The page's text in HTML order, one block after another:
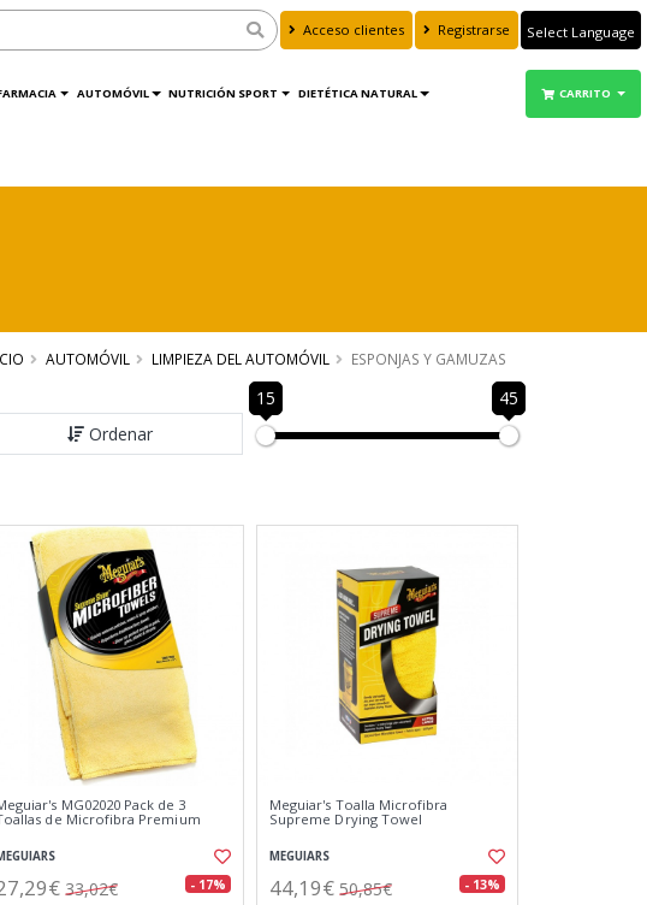
Acceso clientes Registrarse
Translate
AUTOMÓVIL NUTRICIÓN SPORT DIETÉTICA NATURAL CARRITO
AUTOMÓVIL LIMPIEZA DEL AUTOMÓVIL ESPONJAS Y GAMUZAS
Ordenar
15 45
MG02020 Pack de 3
de Microfibra Premium
33,02€ - 17%
Meguiar's Toalla Microfibra
Supreme Drying Towel
MEGUIARS
44,19€ 50,85€ - 13%